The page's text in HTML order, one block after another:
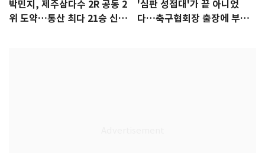
박민지, 제주삼다수 2R 공동 2
위 도약…통산 최다 21승 신기
'심판 성접대'가 끝 아니었
다…축구협회장 출장에 부인